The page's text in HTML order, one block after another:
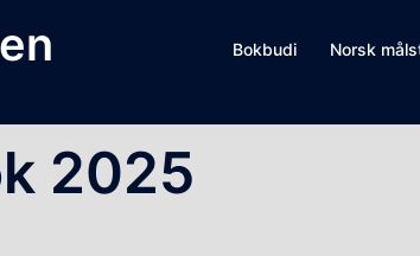
Bokbudi Norsk
2025